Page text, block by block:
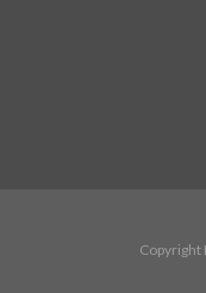
Copyright